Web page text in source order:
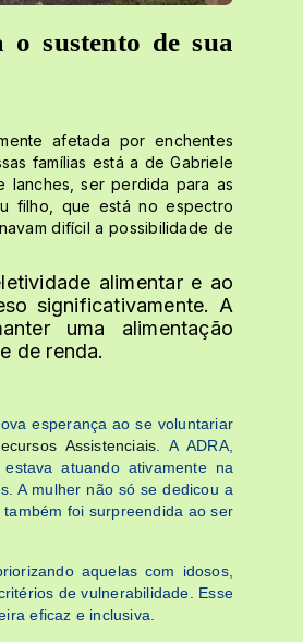
sustento de sua
afetada por enchentes
famílias está a de Gabriele
lanches, ser perdida para as
filho, que está no espectro
difícil a possibilidade de
alimentar e ao
significativamente. A
uma alimentação
de renda.
esperança ao se voluntariar
Assistenciais . A ADRA,
atuando ativamente na
A mulher não só se dedicou a
foi surpreendida ao ser
aquelas com idosos,
de vulnerabilidade. Esse
eficaz e inclusiva.